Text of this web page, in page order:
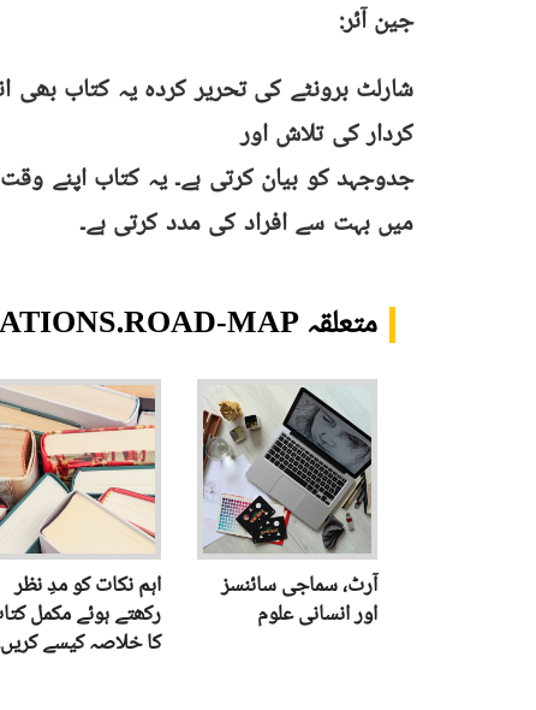
جین آئر:
شارلٹ برونٹے کی تحریر کردہ یہ کتاب بھی
کردار کی تلاش اور
میں بہت سے افراد کی مدد کرتی ہے۔
متعلقہ TRANSLATIONS.ROAD-MAP
آرٹ، سماجی سائنسز
اور انسانی علوم
اہم نکات کو مدِ نظر
رکھتے ہوئے مکمل
کا خلاصہ کیسے